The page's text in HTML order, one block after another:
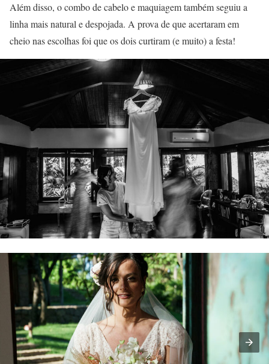
Além disso, o combo de cabelo e maquiagem também seguiu a
linha mais natural e despojada. A prova de que acertaram em
cheio nas escolhas foi que os dois curtiram (e muito) a festa!